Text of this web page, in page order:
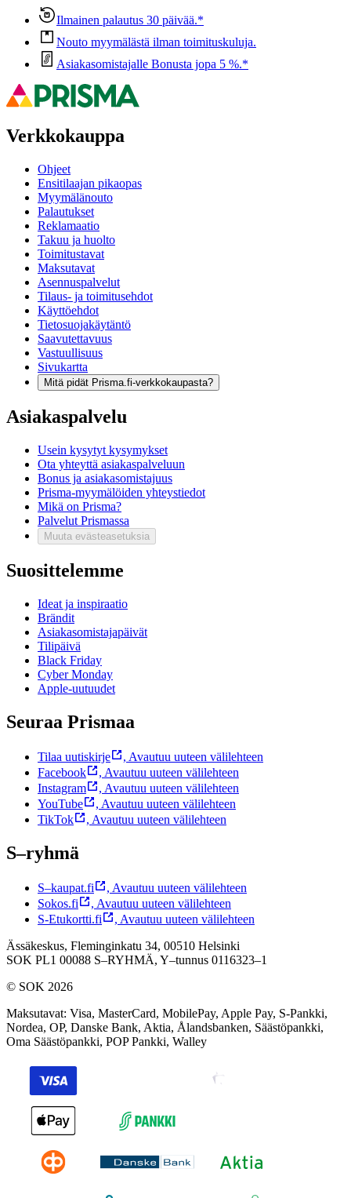
Ilmainen palautus 30 päivää.*
Nouto myymälästä ilman toimituskuluja.
Asiakasomistajalle Bonusta jopa 5 %.*
Verkkokauppa
Ohjeet
Ensitilaajan pikaopas
Myymälänouto
Palautukset
Reklamaatio
Takuu ja huolto
Toimitustavat
Maksutavat
Asennuspalvelut
Tilaus- ja toimitusehdot
Käyttöehdot
Tietosuojakäytäntö
Saavutettavuus
Vastuullisuus
Sivukartta
Mitä pidät Prisma.fi-verkkokaupasta?
Asiakaspalvelu
Usein kysytyt kysymykset
Ota yhteyttä asiakaspalveluun
Bonus ja asiakasomistajuus
Prisma-myymälöiden yhteystiedot
Mikä on Prisma?
Palvelut Prismassa
Muuta evästeasetuksia
Suosittelemme
Ideat ja inspiraatio
Brändit
Asiakasomistajapäivät
Tilipäivä
Black Friday
Cyber Monday
Apple-uutuudet
Seuraa Prismaa
Tilaa uutiskirje , Avautuu uuteen välilehteen
Facebook
, Avautuu uuteen välilehteen
Instagram
, Avautuu uuteen välilehteen
YouTube
, Avautuu uuteen välilehteen
TikTok
, Avautuu uuteen välilehteen
S–ryhmä
S–kaupat.fi , Avautuu uuteen välilehteen
Sokos.fi
, Avautuu uuteen välilehteen
S-Etukortti.fi
, Avautuu uuteen välilehteen
Ässäkeskus, Fleminginkatu 34, 00510 Helsinki
SOK PL1 00088 S–RYHMÄ, Y–tunnus 0116323–1
© SOK 2026
Maksutavat: Visa, MasterCard, MobilePay, Apple Pay, S-Pankki,
Nordea, OP, Danske Bank, Aktia, Ålandsbanken, Säästöpankki,
Oma Säästöpankki, POP Pankki, Walley